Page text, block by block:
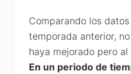
Comparando los
temporada anterior,
haya mejorado pero
En un periodo de